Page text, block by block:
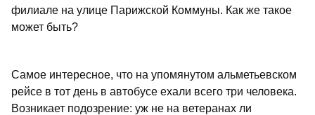
филиале на улице Парижской Коммуны. Как же такое
может быть?
Самое интересное, что на упомянутом альметьевском
рейсе в тот день в автобусе ехали всего три человека.
Возникает подозрение: уж не на ветеранах ли